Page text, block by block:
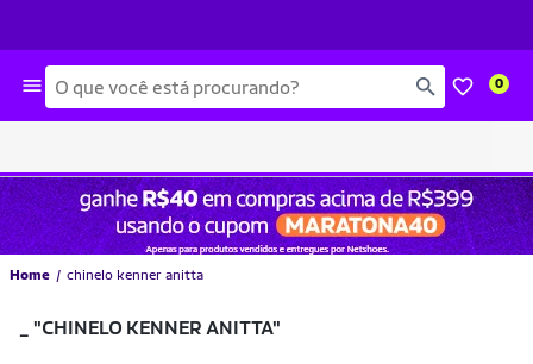
Busca 0
Home chinelo kenner anitta
"CHINELO KENNER ANITTA"